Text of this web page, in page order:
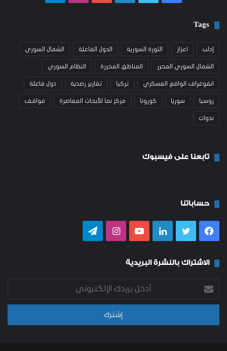
Tags
إدلب اعزاز الثورة السورية الدول الفاعلة الشمال السوري
الشمال السوري المحرر المناطق المحررة النظام السوري
انفوغراف الواقع العسكري تركيا تقارير رصدية دول فاعلة
روسيا سوريا كورونا مركز نما للأبحاث المعاصرة مواقف
ندوات
تابعنا على فيسبوك
حساباتنا
فيسبوكتويتر لينكدإنيوتيوبانستقرامتيلقرام
الاشتراك بالنشرة البريدية
بريدك
الإلكتروني